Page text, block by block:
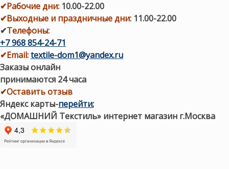
✔Рабочие дни: 10.00-22.00
✔Выходные и праздничные дни: 11.00-22.00
✔Телефоны:
+7 968 854-24-71
✔Email:textile-dom1@yandex.ru
Заказы онлайн
принимаются 24 часа
✔Оставить отзыв
Яндекс карты-перейти;
«ДОМАШНИЙ Текстиль» интернет магазин г.Москва